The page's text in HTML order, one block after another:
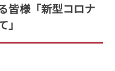
皆様「新型コロナ